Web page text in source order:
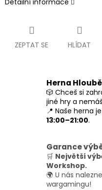
Detailní informace
ZEPTAT SE HLÍDAT
Herna
🎲 Chceš si
jiné hry a
📍 Naše herna
13:00–21:00.
Garance
🛒 Největší
Workshop.
🌍 U nás
wargamingu!